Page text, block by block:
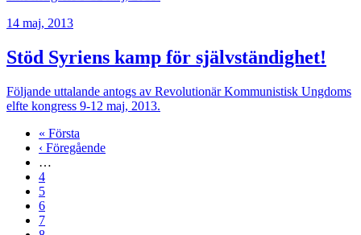
14 maj, 2013
Stöd Syriens kamp för självständighet!
Följande uttalande antogs av Revolutionär Kommunistisk Ungdoms
elfte kongress 9-12 maj, 2013.
Paginering
Första
sidan
« Första
Föregående
sida
‹ Föregående
…
Page
4
Page
5
Page
6
Page
7